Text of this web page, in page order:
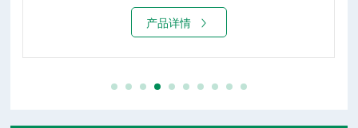
产品详情